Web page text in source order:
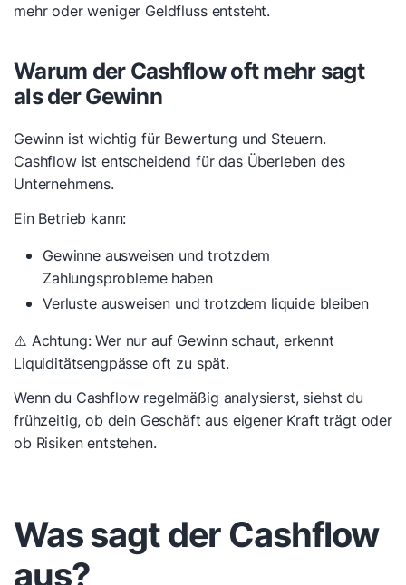
mehr oder weniger Geldfluss entsteht.
Warum der Cashflow oft mehr sagt
als der Gewinn
Gewinn ist wichtig für Bewertung und Steuern.
Cashflow ist entscheidend für das Überleben des
Unternehmens.
Ein Betrieb kann:
Gewinne ausweisen und trotzdem
Zahlungsprobleme haben
Verluste ausweisen und trotzdem liquide bleiben
⚠️ Achtung: Wer nur auf Gewinn schaut, erkennt
Liquiditätsengpässe oft zu spät.
Wenn du Cashflow regelmäßig analysierst, siehst du
frühzeitig, ob dein Geschäft aus eigener Kraft trägt oder
ob Risiken entstehen.
Was sagt der Cashflow
aus?